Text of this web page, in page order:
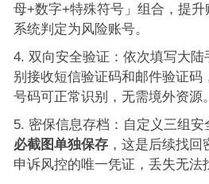
母+数字+特殊符号」组合，提
系统判定为风险账号。
双向安全验证：依次填写大
别接收短信验证码和邮件验证码
号码可正常识别，无需境外资源。
密保信息存档：自定义三组安
必截图单独保存，这是后续找回
申诉风控的唯一凭证，丢失无法